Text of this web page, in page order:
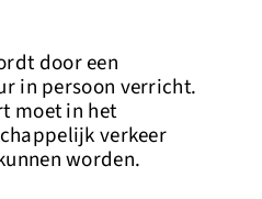
door een
in persoon verricht.
moet in het
verkeer
worden.